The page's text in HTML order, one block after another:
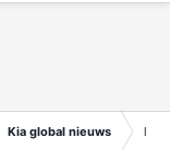
Kia global nieuws Kia